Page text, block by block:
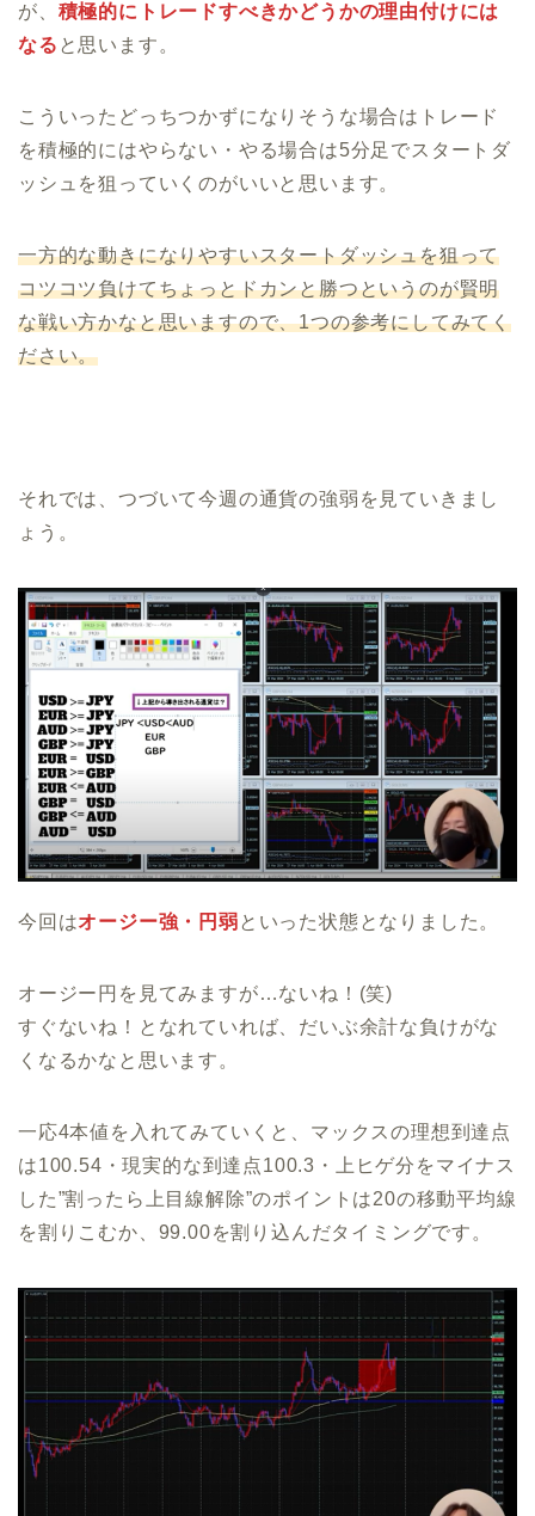
が、 積極的にトレードすべきかどうかの理由付けには
なる と思います。
こういったどっちつかずになりそうな場合はトレード
を積極的にはやらない・やる場合は5分足でスタートダ
ッシュを狙っていくのがいいと思います。
一方的な動きになりやすいスタートダッシュを狙って
コツコツ負けてちょっとドカンと勝つというのが賢明
な戦い方かなと思いますので、1つの参考にしてみてく
ださい。
それでは、つづいて今週の通貨の強弱を見ていきまし
ょう。
今回はオージー強・円弱といった状態となりました。
オージー円を見てみますが…ないね！(笑)
すぐないね！となれていれば、だいぶ余計な負けがな
くなるかなと思います。
一応4本値を入れてみていくと、マックスの理想到達点
は100.54・現実的な到達点100.3・上ヒゲ分をマイナス
した”割ったら上目線解除”のポイントは20の移動平均線
を割りこむか、99.00を割り込んだタイミングです。